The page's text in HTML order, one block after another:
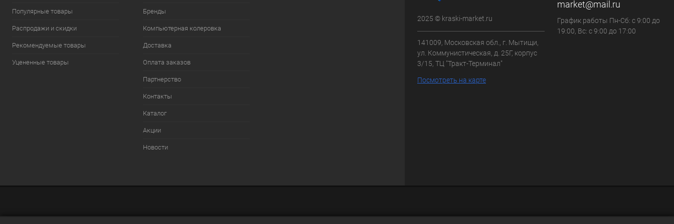
Популярные товары
Распродажи и скидки
Рекомендуемые товары
Уцененные товары
Бренды
Компьютерная колеровка
Доставка
Оплата заказов
Партнерство
Контакты
Каталог
Акции
Новости
2025 © kraski-market.ru
141009, Московская обл., г. Мытищи,
ул. Коммунистическая, д. 25Г, корпус
3/15, ТЦ "Тракт-Терминал"
Посмотреть на карте
market@mail.ru
График работы Пн-Сб: с 9:00 до
19:00, Вс: с 9:00 до 17:00